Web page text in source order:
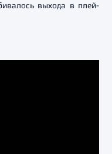
выхода в плей-